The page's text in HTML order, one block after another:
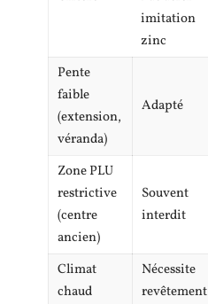
imitation
zinc
Pente
faible
(extension,
véranda)
Adapté
Zone PLU
restrictive
(centre
ancien)
Souvent
interdit
Climat
chaud
Nécessite
revêtement